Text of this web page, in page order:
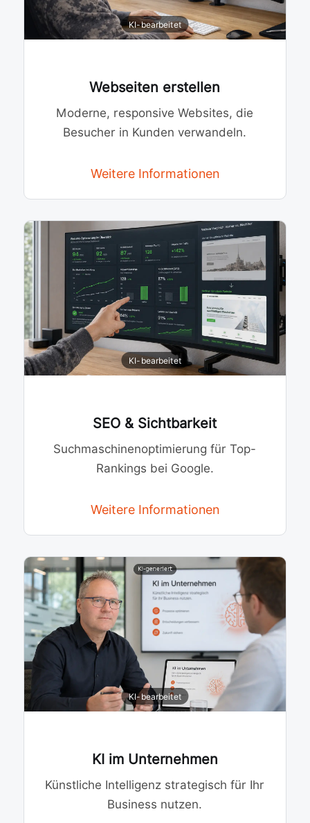
Webseiten erstellen
Moderne, responsive Websites, die
Besucher in Kunden verwandeln.
Weitere Informationen
SEO & Sichtbarkeit
Suchmaschinenoptimierung für Top-
Rankings bei Google.
Weitere Informationen
KI im Unternehmen
Künstliche Intelligenz strategisch für Ihr
Business nutzen.